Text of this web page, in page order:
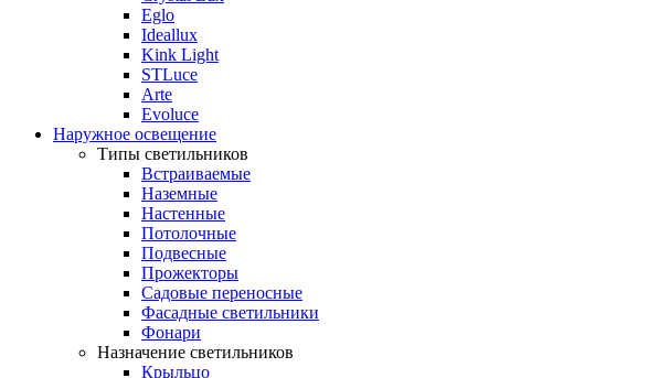
Eglo
Ideallux
Kink Light
STLuce
Arte
Evoluce
Наружное освещение
Типы светильников
Встраиваемые
Наземные
Настенные
Потолочные
Подвесные
Прожекторы
Садовые переносные
Фасадные светильники
Фонари
Назначение светильников
Крыльцо